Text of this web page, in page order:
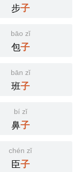
步子
bāo zǐ
包子
bān zǐ
班子
bí zǐ
鼻子
chén zǐ
臣子